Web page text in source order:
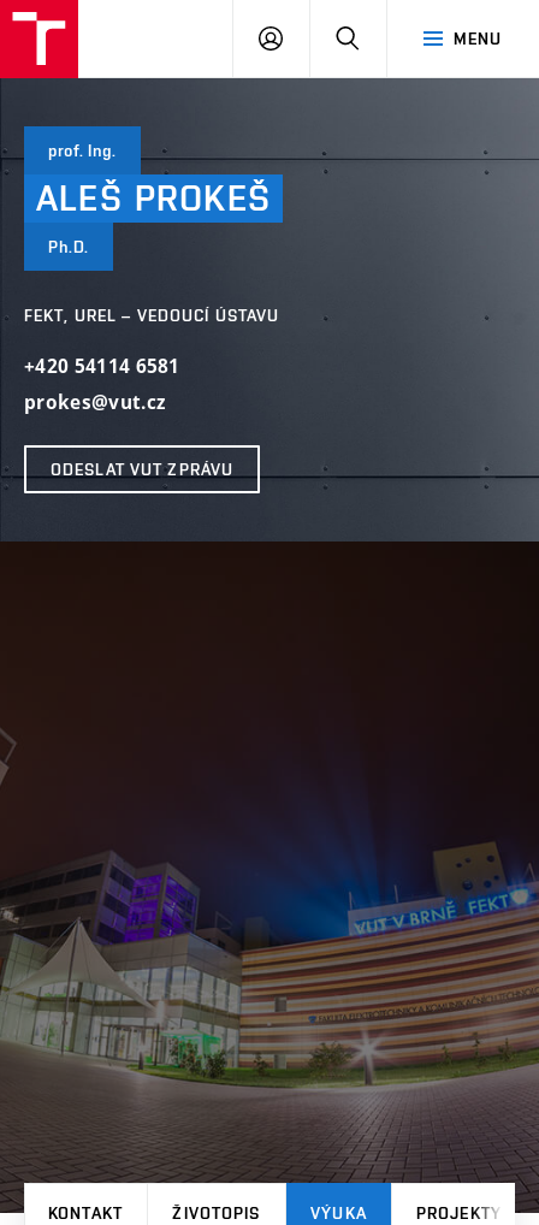
MENU
PŘIHLÁSIT
prof. Ing.
ALEŠ PROKEŠ
Ph.D.
FEKT, UREL – VEDOUCÍ ÚSTAVU
+420 54114 6581
prokes@vut.cz
ODESLAT VUT ZPRÁVU
KONTAKT ŽIVOTOPIS VÝUKA PROJEKTY